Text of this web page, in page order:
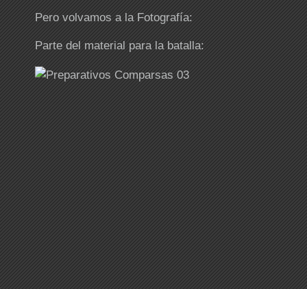
Pero volvamos a la Fotografía:
Parte del material para la batalla: